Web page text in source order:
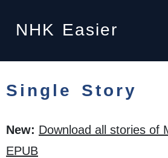
NHK Easier
Single Story
New: Download all stories of
EPUB